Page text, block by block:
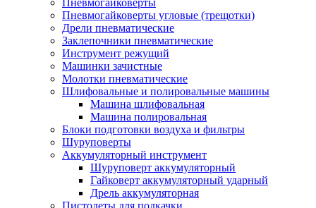
Пневмогайковерты
Пневмогайковерты угловые (трещотки)
Дрели пневматические
Заклепочники пневматические
Инструмент режущий
Машинки зачистные
Молотки пневматические
Шлифовальные и полировальные машины
Машина шлифовальная
Машина полировальная
Блоки подготовки воздуха и фильтры
Шуруповерты
Аккумуляторный инструмент
Шуруповерт аккумуляторный
Гайковерт аккумуляторный ударный
Дрель аккумуляторная
Пистолеты для подкачки